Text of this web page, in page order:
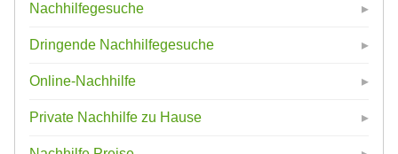
Nachhilfegesuche
Dringende Nachhilfegesuche
Online-Nachhilfe
Private Nachhilfe zu Hause